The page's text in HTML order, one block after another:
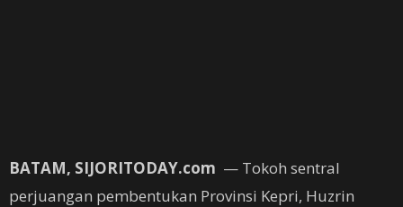
BATAM, SIJORITODAY.com — Tokoh sentral
perjuangan pembentukan Provinsi Kepri, Huzrin